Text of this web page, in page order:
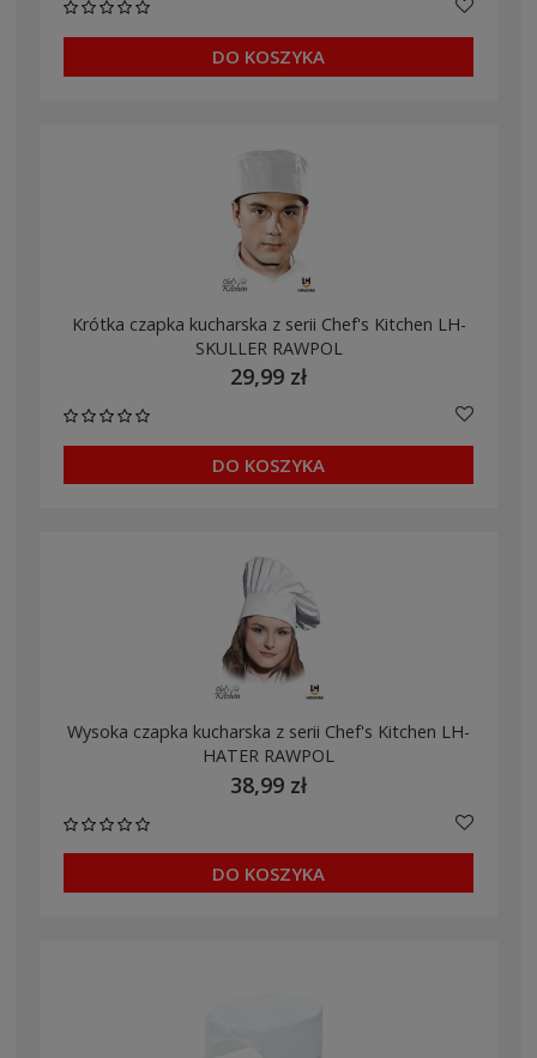
DO KOSZYKA
Krótka czapka kucharska z serii Chef's Kitchen LH-
SKULLER RAWPOL
29,99 zł
DO KOSZYKA
Wysoka czapka kucharska z serii Chef's Kitchen LH-
HATER RAWPOL
38,99 zł
DO KOSZYKA